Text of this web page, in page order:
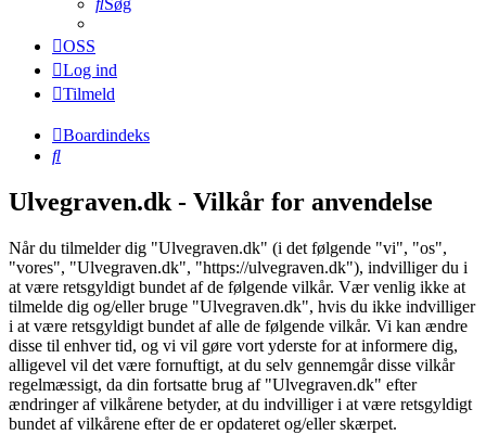
Søg
OSS
Log ind
Tilmeld
Boardindeks
Søg
Ulvegraven.dk - Vilkår for anvendelse
Når du tilmelder dig "Ulvegraven.dk" (i det følgende "vi", "os",
"vores", "Ulvegraven.dk", "https://ulvegraven.dk"), indvilliger du i
at være retsgyldigt bundet af de følgende vilkår. Vær venlig ikke at
tilmelde dig og/eller bruge "Ulvegraven.dk", hvis du ikke indvilliger
i at være retsgyldigt bundet af alle de følgende vilkår. Vi kan ændre
disse til enhver tid, og vi vil gøre vort yderste for at informere dig,
alligevel vil det være fornuftigt, at du selv gennemgår disse vilkår
regelmæssigt, da din fortsatte brug af "Ulvegraven.dk" efter
ændringer af vilkårene betyder, at du indvilliger i at være retsgyldigt
bundet af vilkårene efter de er opdateret og/eller skærpet.